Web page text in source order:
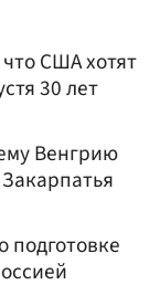
США хотят
30 лет
Венгрию
подготовке